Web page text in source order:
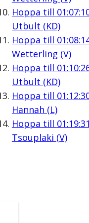
Hoppa till
Utbult (KD)
Hoppa till
Wetterling (V)
Hoppa till
Utbult (KD)
Hoppa till
Hannah (L)
Hoppa till 01:19:31
Tsouplaki (V)